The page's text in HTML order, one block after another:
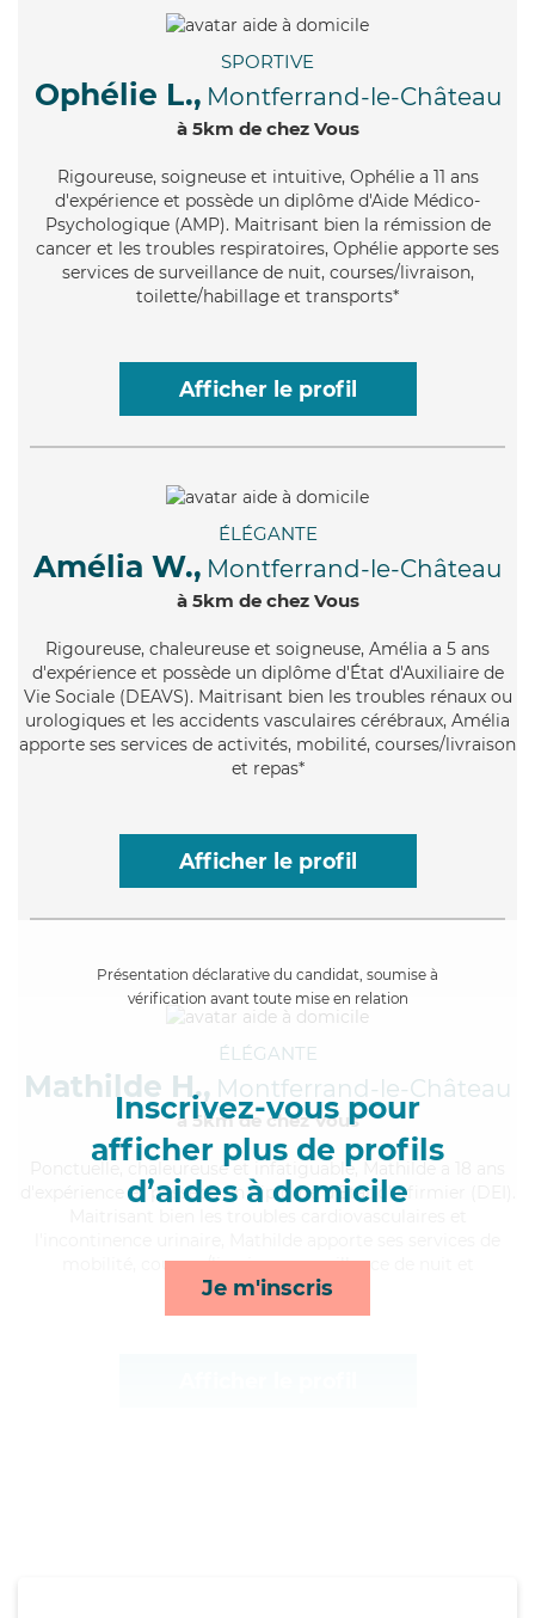
SPORTIVE
Ophélie L., Montferrand-le-Château
à 5km de chez Vous
Rigoureuse, soigneuse et intuitive, Ophélie a 11 ans
d'expérience et possède un diplôme d'Aide Médico-
Psychologique (AMP). Maitrisant bien la rémission de
cancer et les troubles respiratoires, Ophélie apporte ses
services de surveillance de nuit, courses/livraison,
toilette/habillage et transports*
Afficher le profil
ÉLÉGANTE
Amélia W., Montferrand-le-Château
à 5km de chez Vous
Rigoureuse, chaleureuse et soigneuse, Amélia a 5 ans
d'expérience et possède un diplôme d'État d'Auxiliaire de
Vie Sociale (DEAVS). Maitrisant bien les troubles rénaux ou
urologiques et les accidents vasculaires cérébraux, Amélia
apporte ses services de activités, mobilité, courses/livraison
et repas*
Afficher le profil
Présentation déclarative du candidat, soumise à
vérification avant toute mise en relation
Inscrivez-vous pour
afficher plus de profils
d’aides à domicile
Je m'inscris
ÉLÉGANTE
Mathilde H., Montferrand-le-Château
à 5km de chez Vous
, chaleureuse et infatiguable, Mathilde a 18 ans
d'expérience et possède un diplôme d'Etat d'infirmier (DEI).
mobilité, courses/livraison, surveillance de nuit et
lessive/repassage*